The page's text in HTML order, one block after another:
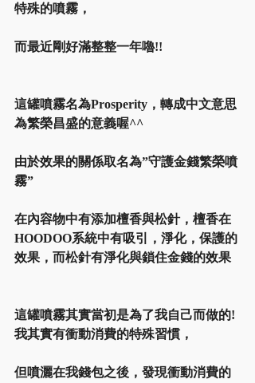
特殊的噴霧，
而最近剛好滿整整一年嚕!!
這罐噴霧名為Prosperity，轉成中文意思
為繁榮昌盛的意義喔^^
由於效果的關係取名為”守護金錢繁榮噴
霧”
在內容物中有添加檀香與松針，檀香在
HOODOO系統中有吸引，淨化，保護的
效果，而松針有淨化與鎖住金錢的效果
這罐噴霧其實當初是為了我自己而做的!
我其實有衝動消費的特殊習慣，
但噴灑在我錢包之後，發現衝動消費的